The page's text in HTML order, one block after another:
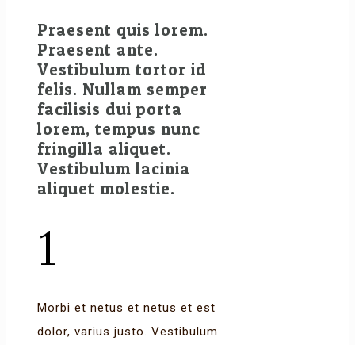
Praesent quis lorem.
Praesent ante.
Vestibulum tortor id
felis. Nullam semper
facilisis dui porta
lorem, tempus nunc
fringilla aliquet.
Vestibulum lacinia
aliquet molestie.
1
Morbi et netus et netus et est
dolor, varius justo. Vestibulum